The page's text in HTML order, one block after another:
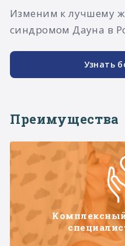
Изменим к лучшему
синдромом Дауна в
Узнать
Преимущества